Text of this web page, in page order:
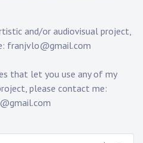
and/or audiovisual project,
franjvlo@gmail.com
that let you use any of my
please contact me: